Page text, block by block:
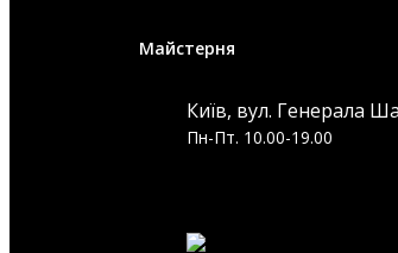
Майстерня
Київ, вул. Генерала
Пн-Пт. 10.00-19.00